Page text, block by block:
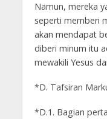
Namun, mereka
seperti memberi
akan mendapat
diberi minum itu
mewakili Yesus
*D. Tafsiran
*D.1. Bagian